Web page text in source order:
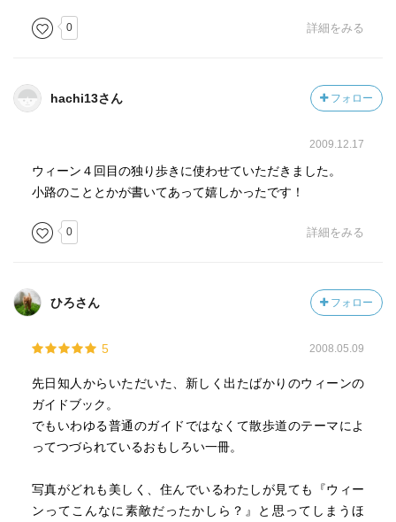
0 詳細をみる
hachi13さん フォロー
2009.12.17
ウィーン４回目の独り歩きに使わせていただきました。
小路のこととかが書いてあって嬉しかったです！
0 詳細をみる
ひろさん フォロー
5 2008.05.09
先日知人からいただいた、新しく出たばかりのウィーンの
ガイドブック。
でもいわゆる普通のガイドではなくて散歩道のテーマによ
ってつづられているおもしろい一冊。
写真がどれも美しく、住んでいるわたしが見ても『ウィー
ンってこんなに素敵だったかしら？』と思ってしまうほ